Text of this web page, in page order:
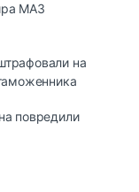
МАЗ
на
повредили